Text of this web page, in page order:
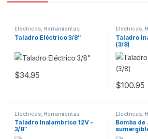
Electricas, Herramientas
Taladro Eléctrico 3/8″
$34.95
Electricas,
Taladro
(3/8)
$100.95
Electricas Herramientas
Taladro Inalambrico 12V –
3/8″
Electricas
Jardinero,
Bomba de